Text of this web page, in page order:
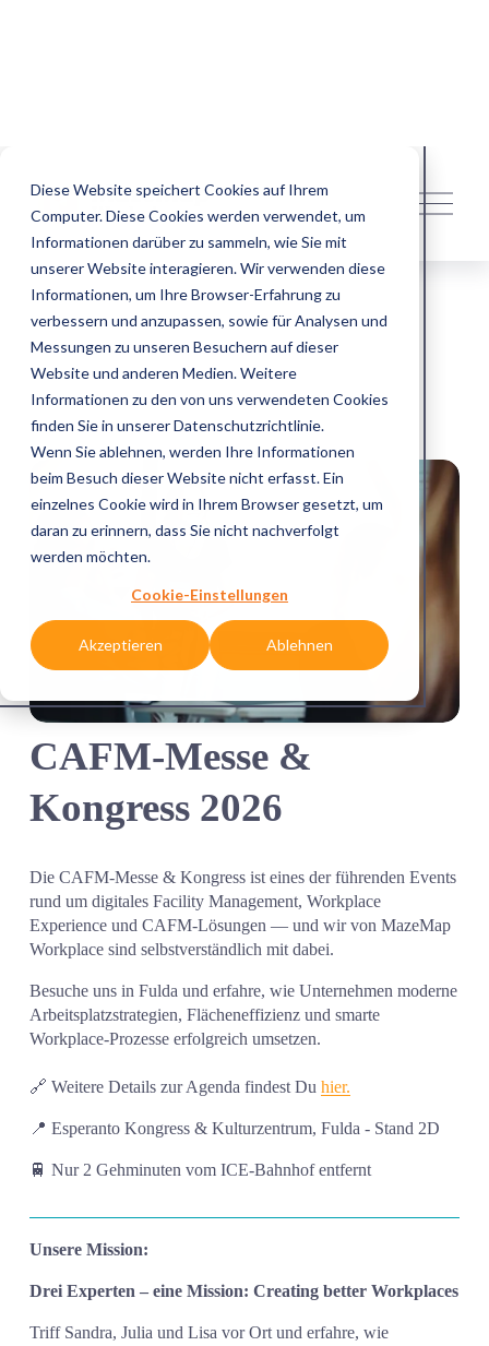
Messungen zu unseren Besuchern auf dieser
Website und anderen Medien. Weitere
Informationen zu den von uns verwendeten Cookies
finden Sie in unserer Datenschutzrichtlinie.
Wenn Sie ablehnen, werden Ihre Informationen
beim Besuch dieser Website nicht erfasst. Ein
einzelnes Cookie wird in Ihrem Browser gesetzt, um
daran zu erinnern, dass Sie nicht nachverfolgt
werden möchten.
Cookie-Einstellungen
Akzeptieren Ablehnen
e
CAFM-Messe &
Kongress 2026
Die CAFM-Messe & Kongress ist eines der führenden Events
rund um digitales Facility Management, Workplace
Experience und CAFM-Lösungen — und wir von MazeMap
Workplace sind selbstverständlich mit dabei.
Besuche uns in Fulda und erfahre, wie Unternehmen moderne
Arbeitsplatzstrategien, Flächeneffizienz und smarte
Workplace-Prozesse erfolgreich umsetzen.
🔗 Weitere Details zur Agenda findest Du hier.
📍 Esperanto Kongress & Kulturzentrum, Fulda - Stand 2D
🚆 Nur 2 Gehminuten vom ICE-Bahnhof entfernt
Unsere Mission:
Drei Experten – eine Mission: Creating better Workplaces
Triff Sandra, Julia und Lisa vor Ort und erfahre, wie